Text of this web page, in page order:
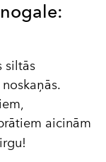
siltās
aicinām